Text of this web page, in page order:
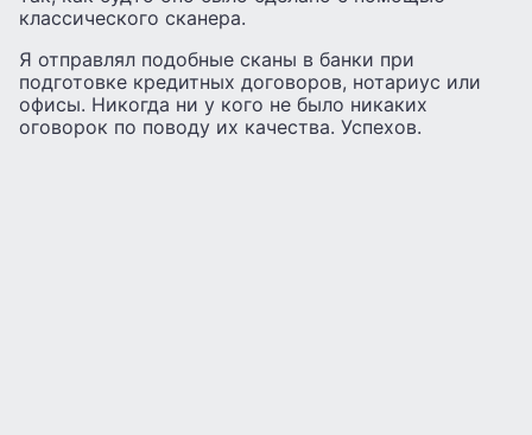
классического сканера.
Я отправлял подобные сканы в банки при
подготовке кредитных договоров, нотариус или
офисы. Никогда ни у кого не было никаких
оговорок по поводу их качества. Успехов.